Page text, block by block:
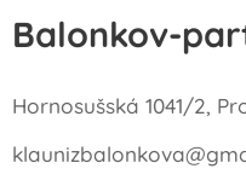
Balonkov-
Hornosušská 1041/2,